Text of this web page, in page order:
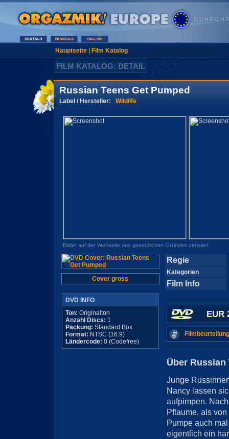
Hauptseite| Film Katalog
FILM KATALOG: DETAIL
Russian Teens Get Pumped
Label / Hersteller: Wildlife
Bilder auf der Webseite aus gesetzlichen Gründen zensiert
Cover gross
DVD INFO
Ton: Originalton
Anzahl Discs: 1
Packung: Standard Box
Format: NTSC (16:9)
Ländercode: 0 (Codefree)
Regie
Kategorien
Film Info
EUR
Über Russian
Junge
Nancy lassen
aufpimpen.
Pflaume, als
Pumpe auch
eigentlich ein